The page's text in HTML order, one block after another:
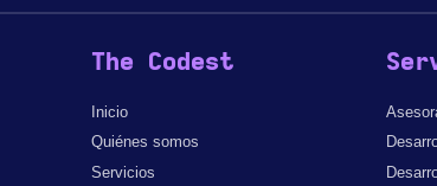
The Codest
Inicio
Quiénes somos
Servicios